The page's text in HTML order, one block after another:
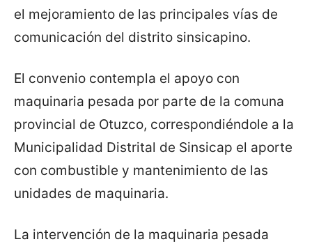
el mejoramiento de las principales vías de
comunicación del distrito sinsicapino.
El convenio contempla el apoyo con
maquinaria pesada por parte de la comuna
provincial de Otuzco, correspondiéndole a la
Municipalidad Distrital de Sinsicap el aporte
con combustible y mantenimiento de las
unidades de maquinaria.
La intervención de la maquinaria pesada